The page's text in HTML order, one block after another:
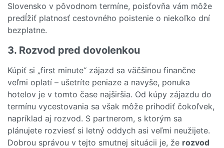
Slovensko v pôvodnom termíne, poisťovňa vám môže
predĺžiť platnosť cestovného poistenie o niekoľko dní
bezplatne.
3. Rozvod pred dovolenkou
Kúpiť si „first minute“ zájazd sa väčšinou finančne
veľmi oplatí – ušetríte peniaze a navyše, ponuka
hotelov je v tomto čase najširšia. Od kúpy zájazdu do
termínu vycestovania sa však môže prihodiť čokoľvek,
napríklad aj rozvod. S partnerom, s ktorým sa
plánujete rozviesť si letný oddych asi veľmi neužijete.
Dobrou správou v tejto smutnej situácii je, že rozvod